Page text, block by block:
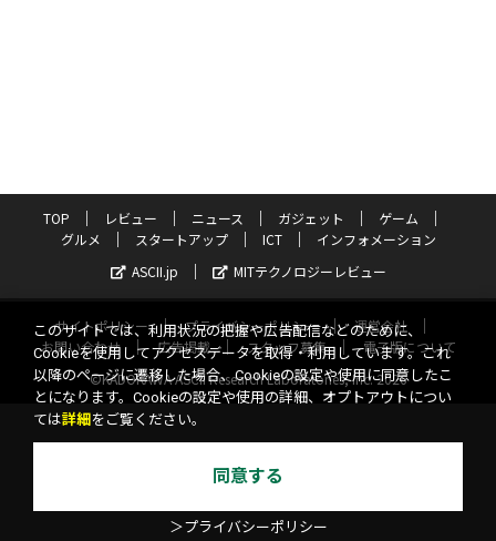
TOP レビュー ニュース ガジェット
ゲーム
グルメ
スタートアップ ICT
インフォメーション
ASCII.jp
MITテクノロジーレビュー
サイトポリシー プライバシーポリシー
運営会社
お問い合わせ
広告掲載 スタッフ募集
電子版について
©KADOKAWA ASCII Research Laboratories, Inc. 2026
このサイトでは、利用状況の把握や広告配信などのために、
Cookieを使用してアクセスデータを取得・利用しています。これ
以降のページに遷移した場合、Cookieの設定や使用に同意したこ
とになります。Cookieの設定や使用の詳細、オプトアウトについ
ては詳細 をご覧ください。
同意する
＞プライバシーポリシー